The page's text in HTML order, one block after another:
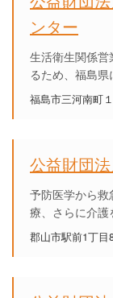
ンター
生活衛生関係
るため、福島
福島市三河南町
公益財団
予防医学から
療、さらに介
郡山市駅前1丁目